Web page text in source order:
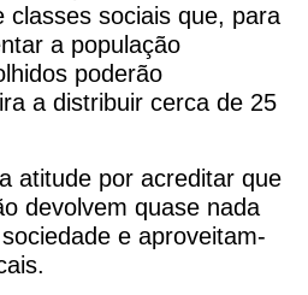
classes sociais que, para
a população
poderão
a distribuir cerca de 25
atitude por acreditar que
devolvem quase nada
e aproveitam-